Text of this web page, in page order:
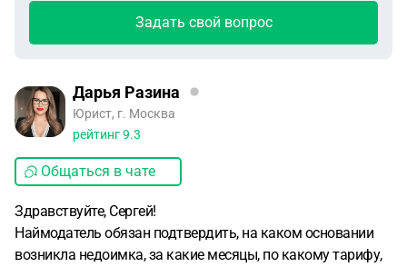
Задать свой вопрос
Дарья Разина
Юрист, г. Москва
рейтинг9.3
Общаться в чате
Здравствуйте, Сергей!
Наймодатель обязан подтвердить, на каком основании
возникла недоимка, за какие месяцы, по какому тарифу,